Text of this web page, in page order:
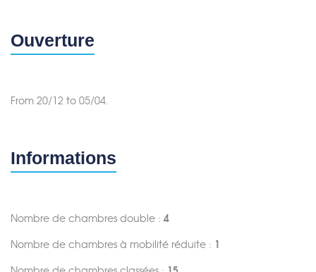
Ouverture
From 20/12 to 05/04.
Informations
Nombre de chambres double : 4
Nombre de chambres à mobilité réduite : 1